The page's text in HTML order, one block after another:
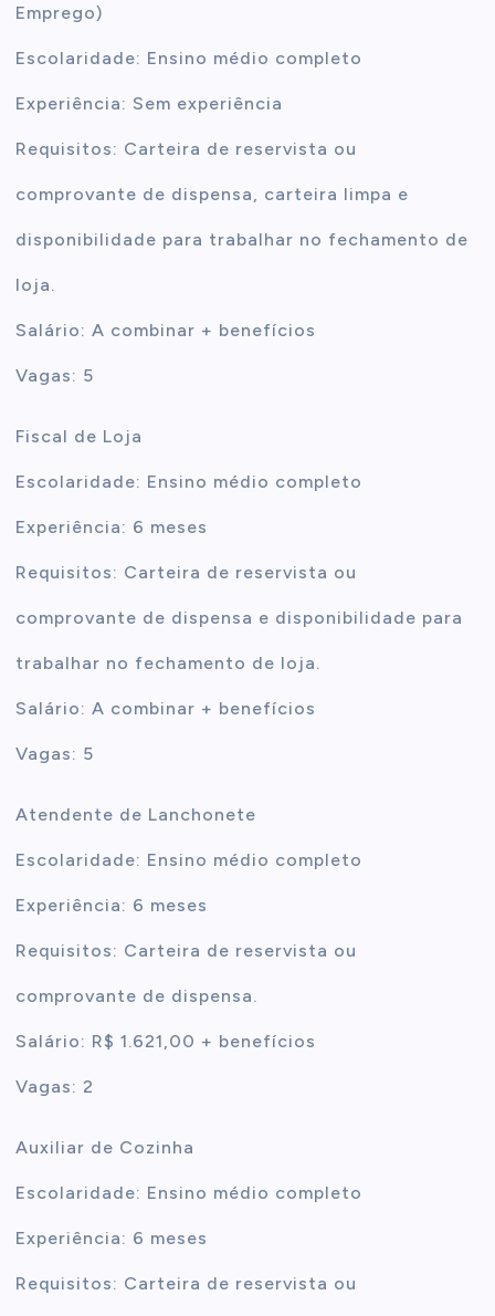
Emprego)
Escolaridade: Ensino médio completo
Experiência: Sem experiência
Requisitos: Carteira de reservista ou
comprovante de dispensa, carteira limpa e
disponibilidade para trabalhar no fechamento de
loja.
Salário: A combinar + benefícios
Vagas: 5
Fiscal de Loja
Escolaridade: Ensino médio completo
Experiência: 6 meses
Requisitos: Carteira de reservista ou
comprovante de dispensa e disponibilidade para
trabalhar no fechamento de loja.
Salário: A combinar + benefícios
Vagas: 5
Atendente de Lanchonete
Escolaridade: Ensino médio completo
Experiência: 6 meses
Requisitos: Carteira de reservista ou
comprovante de dispensa.
Salário: R$ 1.621,00 + benefícios
Vagas: 2
Auxiliar de Cozinha
Escolaridade: Ensino médio completo
Experiência: 6 meses
Requisitos: Carteira de reservista ou